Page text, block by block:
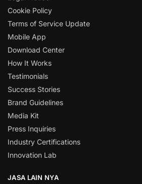
Cookie Policy
Terms of Service Update
Mobile App
Download Center
How It Works
Testimonials
Success Stories
Brand Guidelines
Media Kit
Press Inquiries
Industry Certifications
Innovation Lab
JASA LAIN NYA